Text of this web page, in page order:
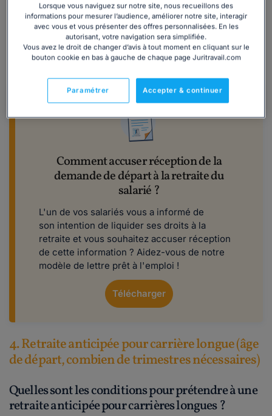
être faite par l'employeur ?
, ce n'est pas l'employeur qui doit effectuer les
démarches. Lademande de retraite anticipéedoit être à
Comment accuser réception de la
demande de départ à la retraite du
salarié ?
L'un de vos salariés vous a informé de
son intention de liquider ses droits à la
retraite et vous souhaitez accuser réception
de cette information ? Aidez-vous de notre
modèle de lettre prêt à l'emploi !
Télécharger
4. Retraite anticipée pour carrière longue (âge
de départ, combien de trimestres nécessaires)
Quelles sont les conditions pour prétendre à une
retraite anticipée pour carrières longues ?
Lorsque vous naviguez sur notre site, nous recueillons des
informations pour mesurer l’audience, améliorer notre site, interagir
avec vous et vous présenter des offres personnalisées. En les
autorisant, votre navigation sera simplifiée.
Vous avez le droit de changer d’avis à tout moment en cliquant sur le
bouton cookie en bas à gauche de chaque page Juritravail.com
Accepter & continuer
Paramétrer